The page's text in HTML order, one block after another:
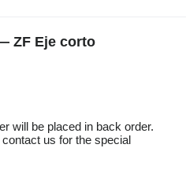
ZF Eje corto
will be placed in back order.
us for the special